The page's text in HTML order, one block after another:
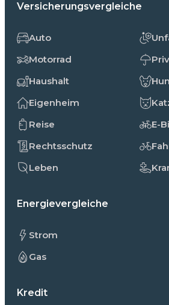
Versicherungsvergleiche
Auto
Motorrad
Haushalt
Eigenheim
Reise
Rechtsschutz
Leben
E-
Energievergleiche
Strom
Gas
Kredit